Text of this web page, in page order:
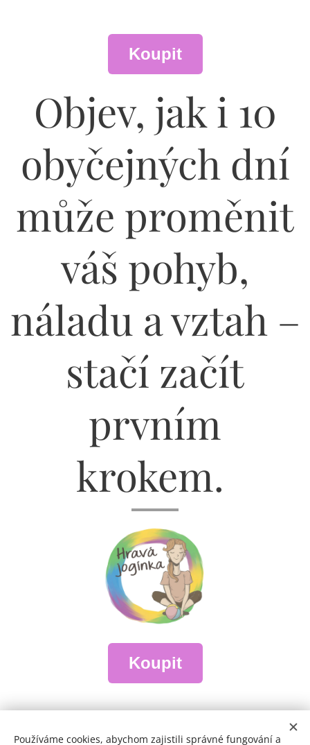
Koupit
Objev, jak i 10
obyčejných dní
může proměnit
váš pohyb,
náladu a vztah –
stačí začít
prvním
krokem.
Koupit
Odstoupení od smlouvy Kontakty
Jak zpracovávám
Používáme cookies, abychom zajistili správné fungování a